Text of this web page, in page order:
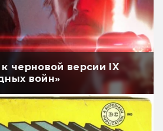
черновой версии IX
войн»